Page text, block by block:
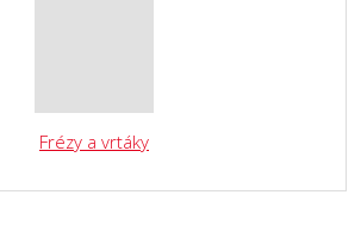
Frézy a vrtáky